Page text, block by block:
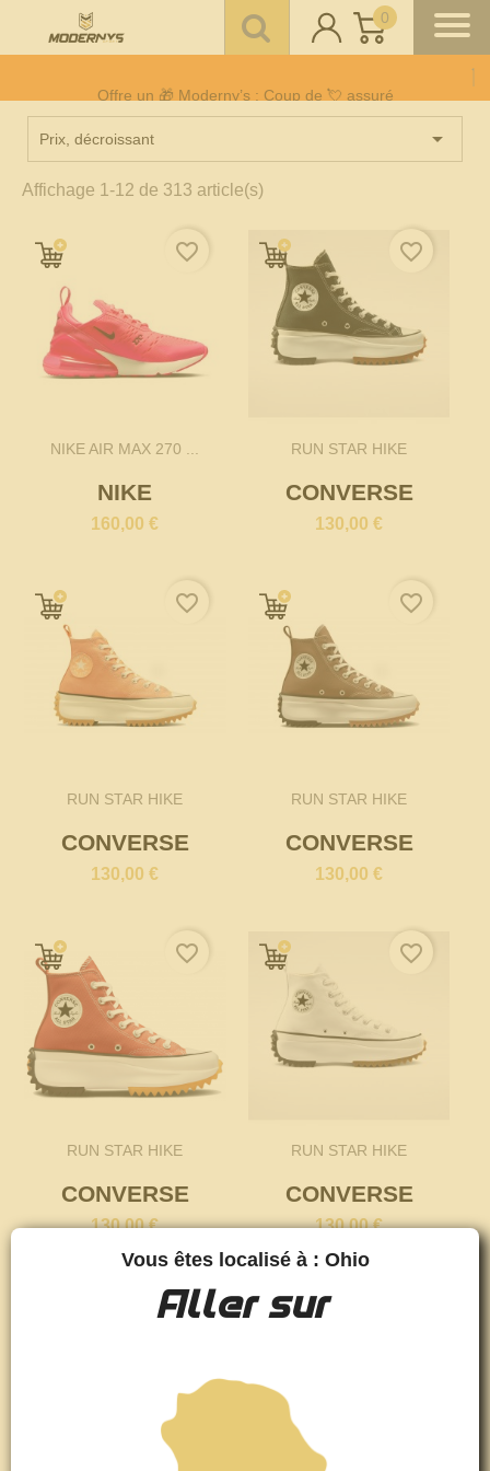
0
Livraison gratuite à partir de 100€
Prix, décroissant 
Affichage 1-12 de 313 article(s)
NIKE AIR MAX 270 ...
NIKE
160,00 €
favorite_border
RUN STAR HIKE
CONVERSE
130,00 €
favorite_border
RUN STAR HIKE
CONVERSE
130,00 €
favorite_border
RUN STAR HIKE
CONVERSE
130,00 €
favorite_border
RUN STAR HIKE
CONVERSE
130,00 €
favorite_border
RUN STAR HIKE
CONVERSE
130,00 €
favorite_border
favorite_border
Vous êtes localisé à : Ohio
Aller sur